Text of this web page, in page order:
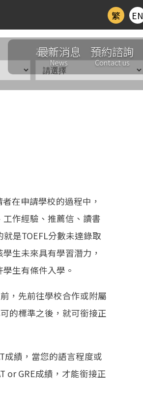
繁 EN
最新消息
News
預約諮詢
Contact us
ZONE
在申請學校的過程中，
工作經驗、推薦信、讀書
是TOEFL分數未達錄取
生未來具有學習潛力，
生有條件入學。
，先前往學校合作或附屬
的標準之後，就可銜接正
成績，當您的語言程度或
or GRE成績，才能銜接正